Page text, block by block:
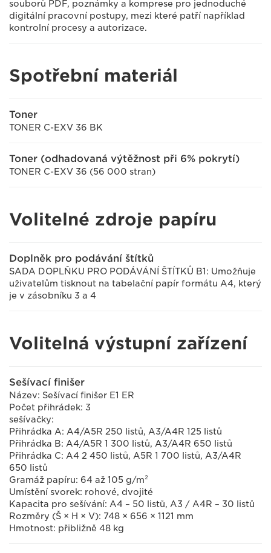
souborů PDF, poznámky a komprese pro jednoduché
digitální pracovní postupy, mezi které patří například
kontrolní procesy a autorizace.
Spotřební materiál
Toner
TONER C-EXV 36 BK
Toner (odhadovaná výtěžnost při 6% pokrytí)
TONER C-EXV 36 (56 000 stran)
Volitelné zdroje papíru
Doplněk pro podávání štítků
SADA DOPLŇKU PRO PODÁVÁNÍ ŠTÍTKŮ B1: Umožňuje
uživatelům tisknout na tabelační papír formátu A4, který
je v zásobníku 3 a 4
Volitelná výstupní zařízení
Sešívací finišer
Název: Sešívací finišer E1 ER
Počet přihrádek: 3
sešívačky:
Přihrádka A: A4/A5R 250 listů, A3/A4R 125 listů
Přihrádka B: A4/A5R 1 300 listů, A3/A4R 650 listů
Přihrádka C: A4 2 450 listů, A5R 1 700 listů, A3/A4R
650 listů
Gramáž papíru: 64 až 105 g/m²
Umístění svorek: rohové, dvojité
Kapacita pro sešívání: A4 – 50 listů, A3 / A4R – 30 listů
Rozměry (Š × H × V): 748 × 656 × 1121 mm
Hmotnost: přibližně 48 kg